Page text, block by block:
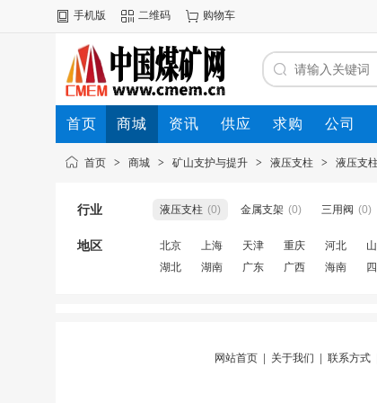
手机版 二维码 购物车
首页 商城 资讯 供应 求购 公司
首页 > 商城 > 矿山支护与提升 > 液压支柱 > 液压支
行业 液压支柱 (0) 金属支架 (0) 三用阀 (0)
地区 北京 上海 天津 重庆 河北
湖北
湖南 广东 广西 海南
网站首页| 关于我们 联系方式|